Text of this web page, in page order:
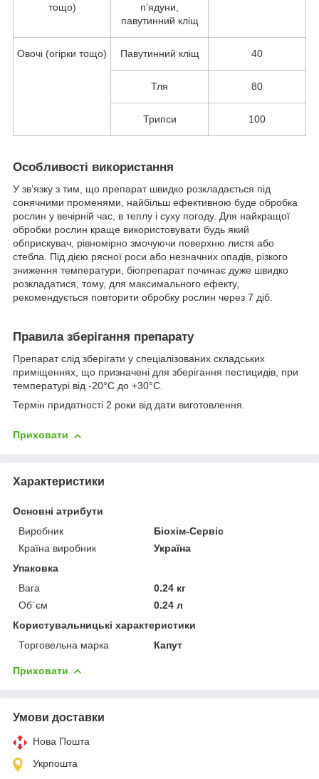
тощо)
п’ядуни,
павутинний кліщ
Овочі (огірки тощо) Павутинний кліщ 40
Тля 80
Трипси 100
Особливості використання
У зв’язку з тим, що препарат швидко розкладається під
сонячними променями, найбільш ефективною буде обробка
рослин у вечірній час, в теплу і суху погоду. Для найкращої
обробки рослин краще використовувати будь який
обприскувач, рівномірно змочуючи поверхню листя або
стебла. Під дією рясної роси або незначних опадів, різкого
зниження температури, біопрепарат починає дуже швидко
розкладатися, тому, для максимального ефекту,
рекомендується повторити обробку рослин через 7 діб.
Правила зберігання препарату
Препарат слід зберігати у спеціалізованих складських
приміщеннях, що призначені для зберігання пестицидів, при
температурі від -20°С до +30°С.
Термін придатності 2 роки від дати виготовлення.
Приховати
Характеристики
Основні атрибути
Виробник
Біохім-Сервіс
Країна виробник
Україна
Упаковка
Вага
0.24 кг
Об`єм
0.24 л
Користувальницькі характеристики
Торговельна марка
Капут
Приховати
Умови доставки
Нова Пошта
Укрпошта